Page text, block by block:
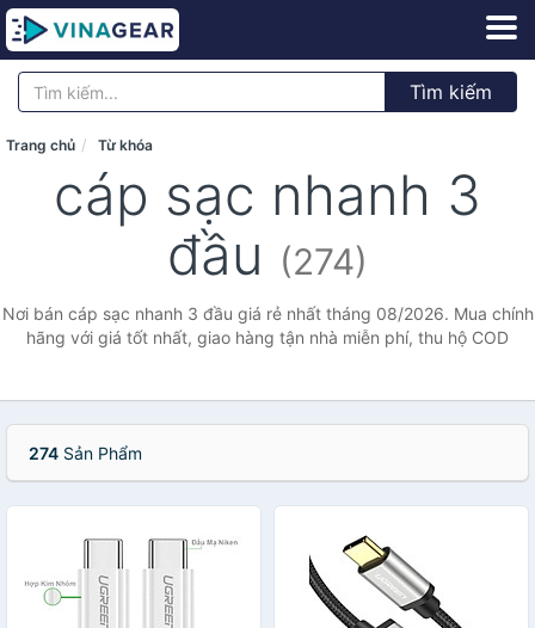
Tìm kiếm
Trang chủ Từ khóa
cáp sạc nhanh 3
đầu (274)
Nơi bán cáp sạc nhanh 3 đầu giá rẻ nhất tháng 08/2026. Mua chính
hãng với giá tốt nhất, giao hàng tận nhà miễn phí, thu hộ COD
274 Sản Phẩm